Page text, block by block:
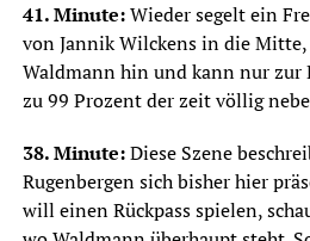
41. Minute:Wieder segelt ein
von Jannik Wilckens in die Mitte,
Waldmann hin und kann nur zur
zu 99 Prozent der zeit völlig
38. Minute:Diese Szene
Rugenbergen sich bisher hier
will einen Rückpass spielen,